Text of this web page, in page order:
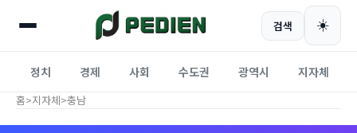
검색 ☀️
정치 경제 사회 수도권 광역시 지자체
홈>지자체>충남